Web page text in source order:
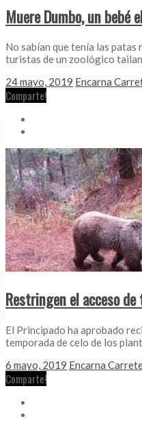
Muere Dumbo, un
No sabían que tenía las
turistas de un zoológico
24 mayo, 2019 Encarna
Comparte!
Restringen el acceso
El Principado ha aprobado
temporada de celo de los
6 mayo, 2019 Encarna
Comparte!